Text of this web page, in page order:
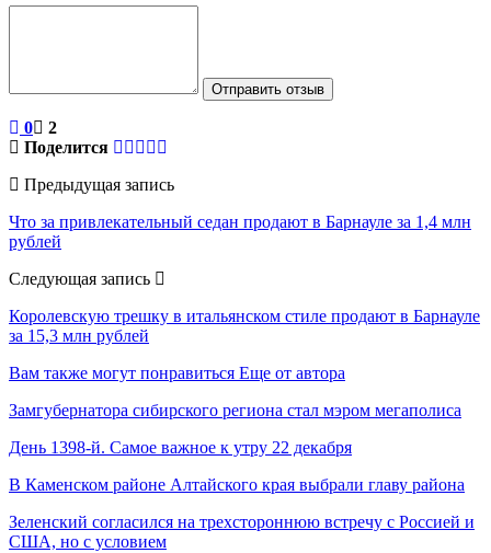
Отправить отзыв
0
2
Поделится
Предыдущая запись
Что за привлекательный седан продают в Барнауле за 1,4 млн
рублей
Следующая запись
Королевскую трешку в итальянском стиле продают в Барнауле
за 15,3 млн рублей
Вам также могут понравиться Еще от автора
Замгубернатора сибирского региона стал мэром мегаполиса
День 1398-й. Самое важное к утру 22 декабря
В Каменском районе Алтайского края выбрали главу района
Зеленский согласился на трехстороннюю встречу с Россией и
США, но с условием